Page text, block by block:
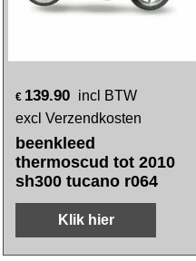
€ 139.90 incl BTW
excl Verzendkosten
beenkleed
thermoscud tot 2010
sh300 tucano r064
Klik hier